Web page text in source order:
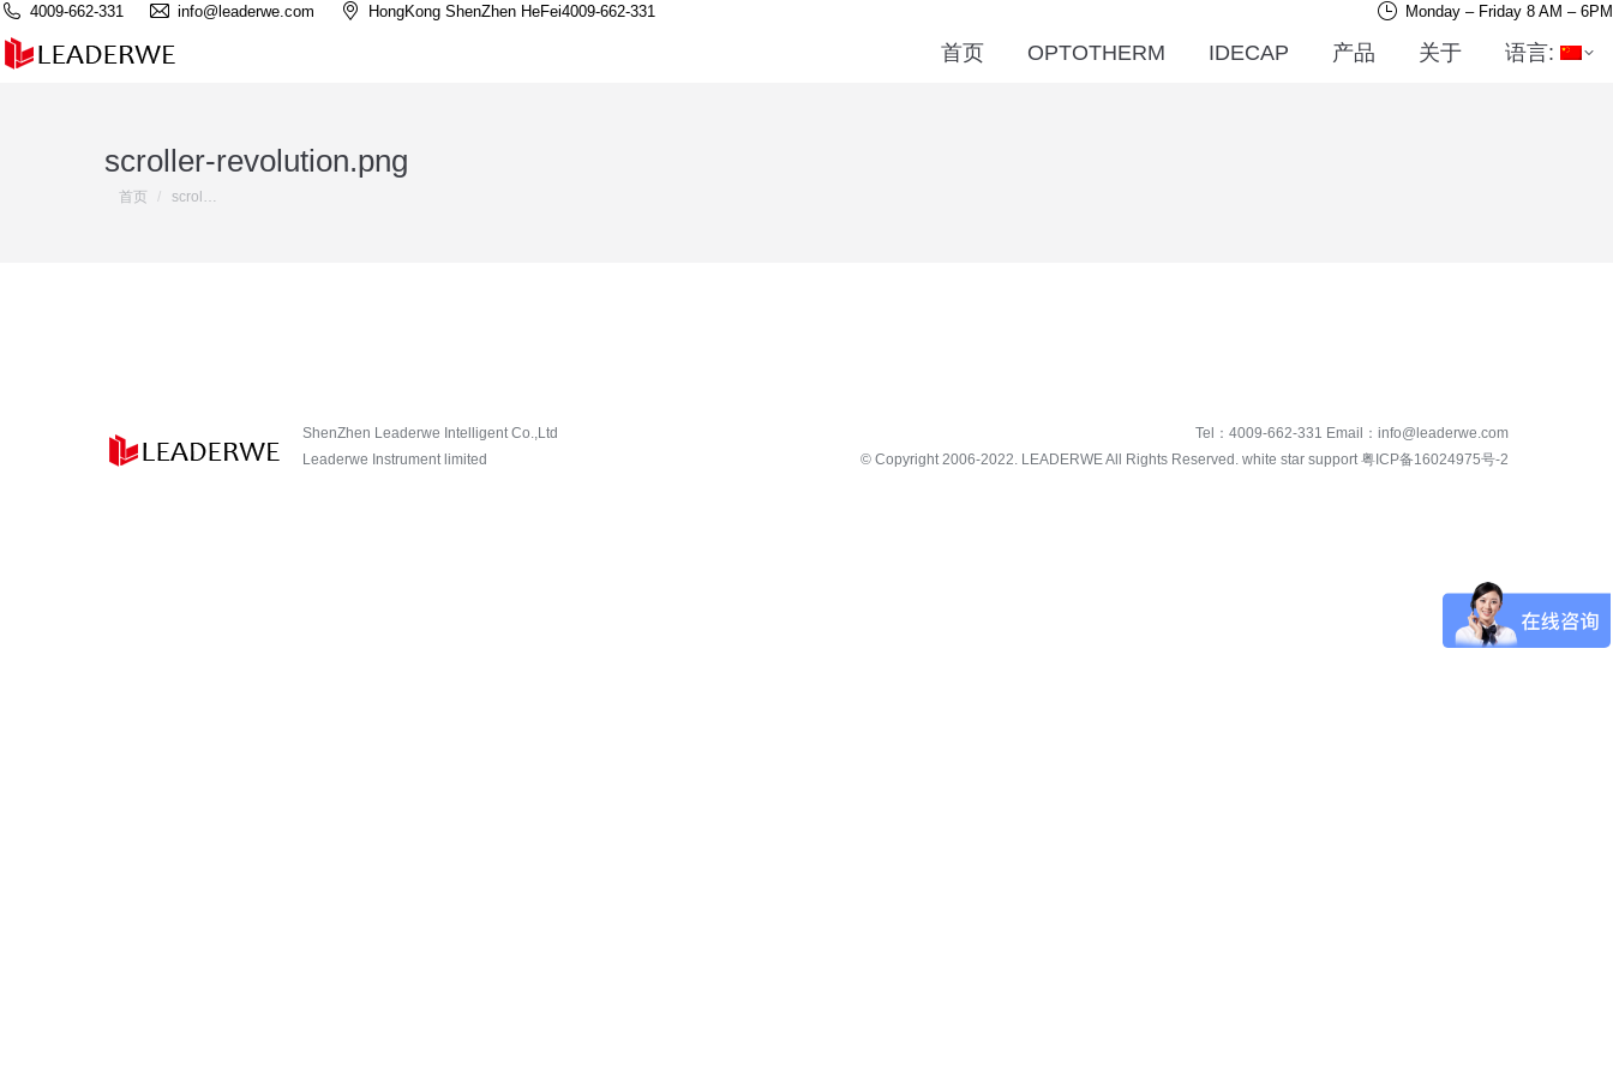
4009-662-331 info@leaderwe.com HongKong ShenZhen HeFei4009-662-331 Monday – Friday 8 AM – 6PM
首页 OPTOTHERM IDECAP 产品 关于 语言:
scroller-revolution.png
您在这里：
首页 scrol…
ShenZhen Leaderwe Intelligent Co.,Ltd
Leaderwe Instrument limited
Tel： 4009-662-331 Email： info@leaderwe.com
© Copyright 2006-2022. LEADERWEAll Rights Reserved. white star support粤ICP备16024975号-2